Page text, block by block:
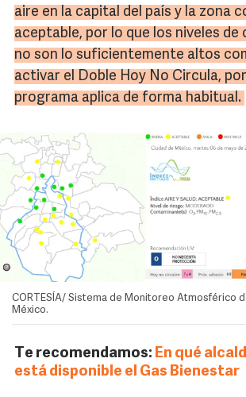
aire en la capital del país y la zona
aceptable, por lo que los niveles
no son lo suficientemente altos
activar el Doble Hoy No Circula,
programa aplica de forma habitual.
CORTESÍA/ Sistema de Monitoreo Atmosférico
México.
Te recomendamos: En qué
está disponible el Gas Bienestar